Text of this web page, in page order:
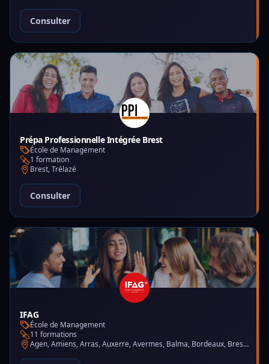
Consulter
Prépa Professionnelle Intégrée Brest
École de Management
1 formation
Brest, Trélazé
Consulter
IFAG
École de Management
11 formations
Agen, Amiens, Arras, Auxerre, Avermes, Balma, Bordeaux, Brest, Charleville-Mézières, Chartres, Courbevoie, Dijon, Gap, La Garde, Le Mans, Lille, Lyon, Mont-de-Marsan, Montluçon, Montpellier, Mulhouse, Nantes, Puteaux, Reims, Rennes, Trélazé